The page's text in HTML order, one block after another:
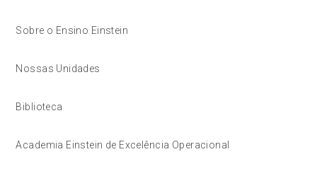
Sobre o Ensino Einstein
Nossas Unidades
Biblioteca
Academia Einstein de Excelência Operacional